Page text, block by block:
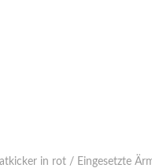
in rot / Eingesetzte